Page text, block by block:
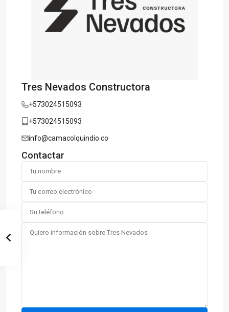
Tres Nevados Constructora
+573024515093
+573024515093
info@camacolquindio.co
Contactar